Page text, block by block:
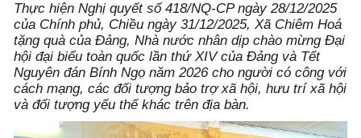
Thực hiện Nghị quyết số 418/NQ-CP ngày 28/12/2025
của Chính phủ, Chiều ngày 31/12/2025, Xã Chiêm Hoá
tặng quà của Đảng, Nhà nước nhân dịp chào mừng Đại
hội đại biểu toàn quốc lần thứ XIV của Đảng và Tết
Nguyên đán Bính Ngọ năm 2026 cho người có công với
cách mạng, các đối tượng bảo trợ xã hội, hưu trí xã hội
và đối tượng yếu thế khác trên địa bàn.